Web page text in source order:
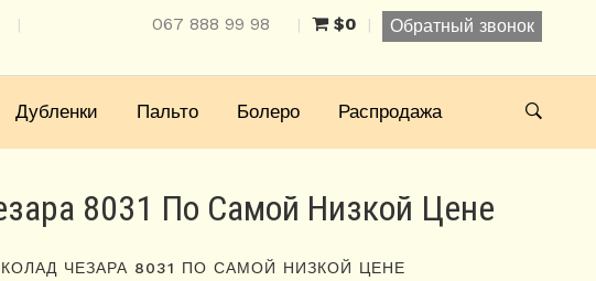
| 067 888 99 98 | $0 | Обратный звонок
Дубленки Пальто Болеро Распродажа
8031 По Самой Низкой Цене
ЧЕЗАРА 8031 ПО САМОЙ НИЗКОЙ ЦЕНЕ